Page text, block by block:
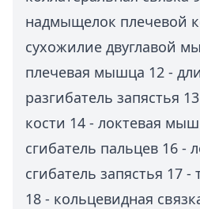
надмыщелок плечевой
сухожилие двуглавой
плечевая мышца 12 -
разгибатель запястья
кости 14 - локтевая
сгибатель пальцев 16 -
сгибатель запястья 17
18 - кольцевидная